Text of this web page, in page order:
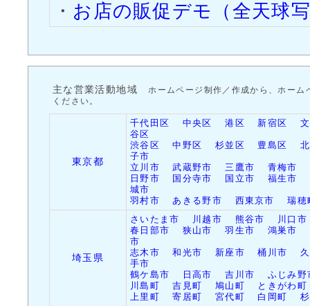
画像内でマウス
様を始めとして
最高のコンテン
シノン電気産業
ラッシュ画像を
が加わりました
低価格なので、
ては最適です。
2014/7/6（日） 「制作実績」ペ
の「アワードシ
・ お店の販促デモ（全天球
主な営業活動地域
ホームページ制作／作成から、ホー
ください。
東京都
千代田区 中央区 港区 新宿区
谷区
渋谷区
中野区 杉並区 豊島区
子市
立川市
武蔵野市 三鷹市
青梅市
日野市
国分寺市 国立市
福生市
城市
羽村市
あきる野市 西東京市 瑞穂
埼玉県
さいたま市 川越市 熊谷市
川口市
春日部市
狭山市 羽生市
鴻巣市
市
志木市
和光市 新座市 桶川市
手市
鶴ケ島市
日高市 吉川市
ふじみ野
川島町
吉見町 鳩山町
ときがわ町
上里町
寄居町 宮代町 白岡町